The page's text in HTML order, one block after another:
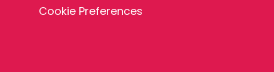
Cookie Preferences